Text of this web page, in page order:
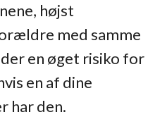
højst
med samme
en øget risiko for
en af dine
har den.